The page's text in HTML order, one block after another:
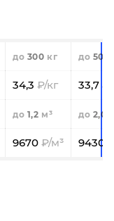
300 500
34,3 33,7
1,2 2,0
9670 9430